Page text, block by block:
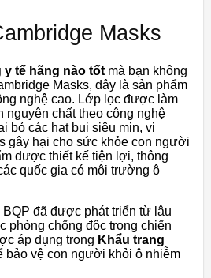
Masks
y tế hãng nào tốtmà bạn không
Masks, đây là sản phẩm
nghệ cao. Lớp lọc được làm
nguyên chất theo công nghệ
bỏ các hạt bụi siêu mịn, vi
gây hại cho sức khỏe con người
được thiết kế tiện lợi, thông
quốc gia có môi trường ô
đã được phát triển từ lâu
phòng chống độc trong chiến
áp dụng trong Khẩu trang
bảo vệ con người khỏi ô nhiễm